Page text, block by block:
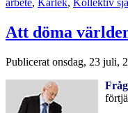
arbete, Kärlek, Kollektiv
Att döma
Publicerat onsdag, 23 juli,